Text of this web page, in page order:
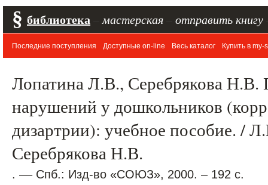
§ библиотека мастерская отправить книгу
Последние поступления Доступные on-line Весь каталог Купить в my-
Лопатина Л.В., Серебрякова Н.В.
нарушений у дошкольников
дизартрии): учебное пособие. /
Серебрякова Н.В.
. –– Спб.: Изд-во «СОЮЗ», 2000. – 192 с.